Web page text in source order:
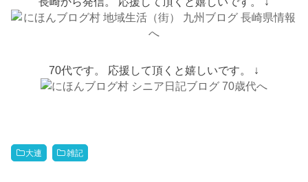
70代です。 応援して頂くと嬉しいです。 ↓
大連 雑記